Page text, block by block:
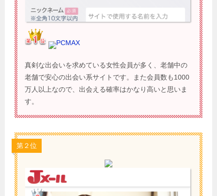
PCMAX
真剣な出会いを求めている女性会員が多く、老舗中の
老舗で安心の出会い系サイトです。また会員数も1000
万人以上なので、出会える確率はかなり高いと思いま
す。
第２位